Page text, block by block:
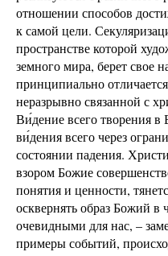
отношении способов
к самой цели.
пространстве которой
земного мира, берет свое
принципиально
неразрывно связанной с
Ви́дение всего творения в
ви́дения всего через
состоянии падения.
взором Божие
понятия и ценности,
осквернять образ Божий в
очевидными для нас, –
примеры событий,